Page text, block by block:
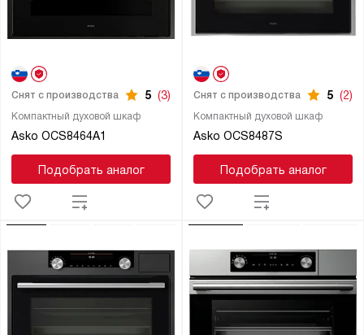
Компактный духовой шкаф
Asko OCS8464A1
Снят с производства 5 (3)
Подобрать аналог
Компактный духовой шкаф
Asko OCS8487S
Снят с производства 5 (2)
Подобрать аналог